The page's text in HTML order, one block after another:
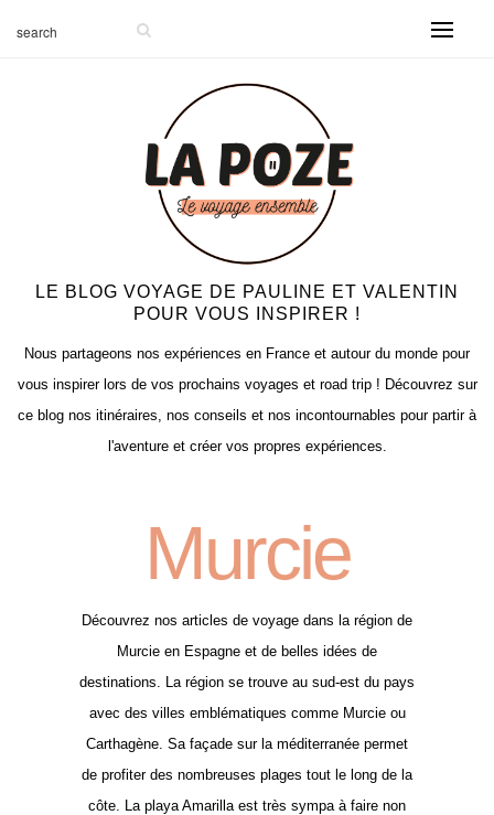
LE BLOG VOYAGE DE PAULINE ET VALENTIN
POUR VOUS INSPIRER !
Nous partageons nos expériences en France et autour du monde pour
vous inspirer lors de vos prochains voyages et road trip ! Découvrez sur
ce blog nos itinéraires, nos conseils et nos incontournables pour partir à
l'aventure et créer vos propres expériences.
Murcie
Découvrez nos articles de voyage dans la région de
Murcie en Espagne et de belles idées de
destinations. La région se trouve au sud-est du pays
avec des villes emblématiques comme Murcie ou
Carthagène. Sa façade sur la méditerranée permet
de profiter des nombreuses plages tout le long de la
côte. La playa Amarilla est très sympa à faire non